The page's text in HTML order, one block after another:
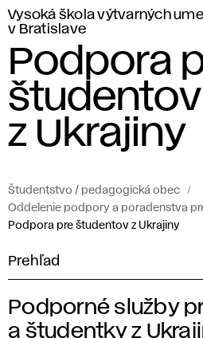
Vysoká škola výtvarných
v Bratislave
Podpora
študentov
z Ukrajiny
Študentstvo / pedagogická obec
Oddelenie podpory a poradenstva
Podpora pre študentov z Ukrajiny
Prehľad
P
Podporné služby
a študentky z